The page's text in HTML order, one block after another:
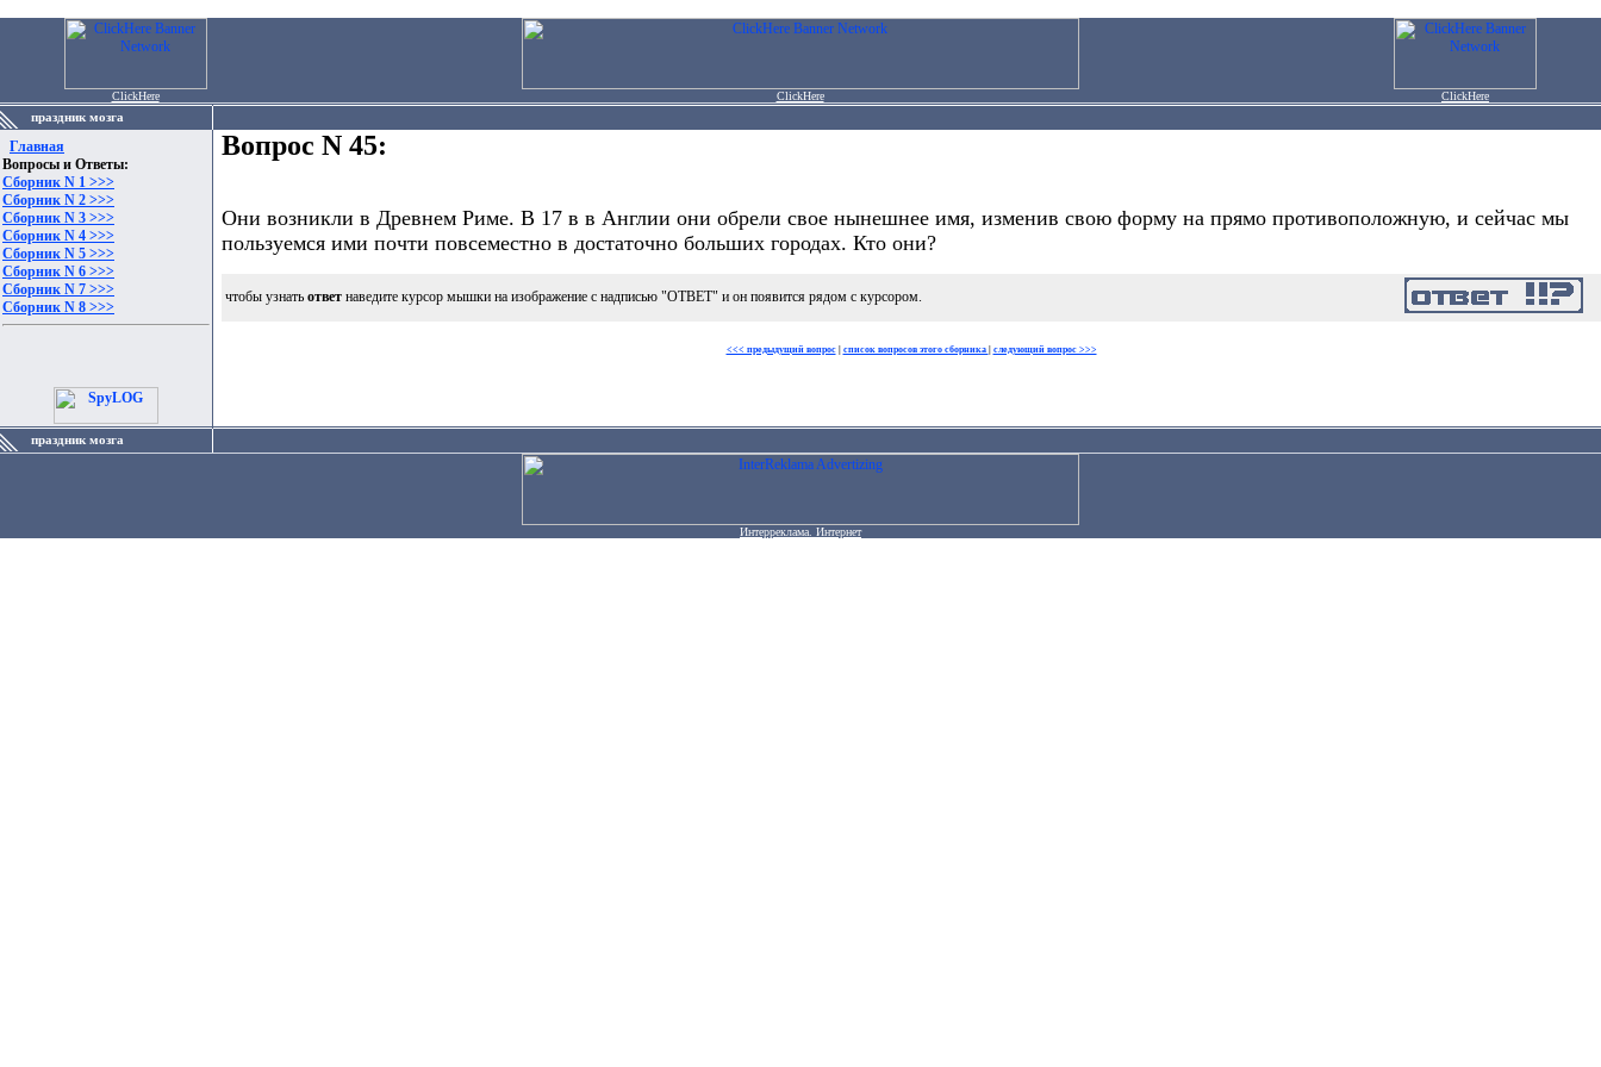
ClickHere ClickHere
ClickHere
праздник мозга
Главная
Вопросы и Ответы:
Сборник N 1 >>>
Сборник N 2 >>>
Сборник N 3 >>>
Сборник N 4 >>>
Сборник N 5 >>>
Сборник N 6 >>>
Сборник N 7 >>>
Сборник N 8 >>>
Вопрос N 45:
Они возникли в Древнем Риме. В 17 в в Англии они обрели свое нынешнее имя, изменив свою форму на прямо противоположную, и сейчас мы
пользуемся ими почти повсеместно в достаточно больших городах. Кто они?
чтобы узнать ответ наведите курсор мышки на изображение с надписью "ОТВЕТ" и он появится рядом с курсором.
<<< предыдущий вопрос| список вопросов этого сборника следующий вопрос >>>
праздник мозга
Интерреклама. Интернет